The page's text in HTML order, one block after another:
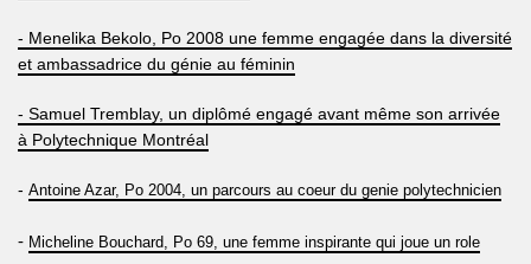
- Menelika Bekolo, Po 2008 une femme engagée dans la diversité
et ambassadrice du génie au féminin
- Samuel Tremblay, un diplômé engagé avant même son arrivée
à Polytechnique Montréal
- Antoine Azar, Po 2004, un parcours au coeur du genie polytechnicien
- Micheline Bouchard, Po 69, une femme inspirante qui joue un role